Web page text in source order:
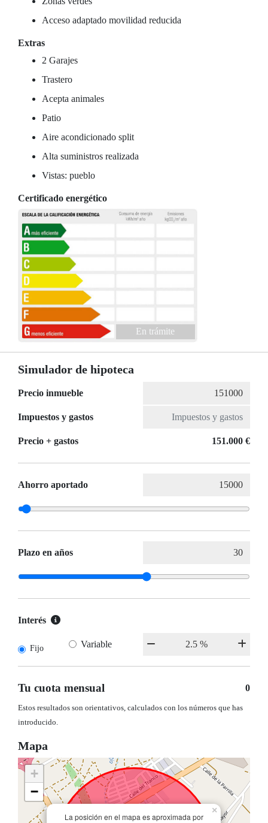
Acceso adaptado movilidad reducida
Extras
2 Garajes
Trastero
Acepta animales
Patio
Aire acondicionado split
Alta suministros realizada
Vistas: pueblo
Certificado energético
En trámite
Simulador de hipoteca
Precio inmueble
Impuestos y gastos
Precio + gastos 151.000 €
Ahorro aportado
Plazo en años
Interés
Fijo Variable
Tu cuota mensual 0
Estos resultados son orientativos, calculados con los números que has
introducido.
Mapa
La posición en el mapa es aproximada por
×
+
−